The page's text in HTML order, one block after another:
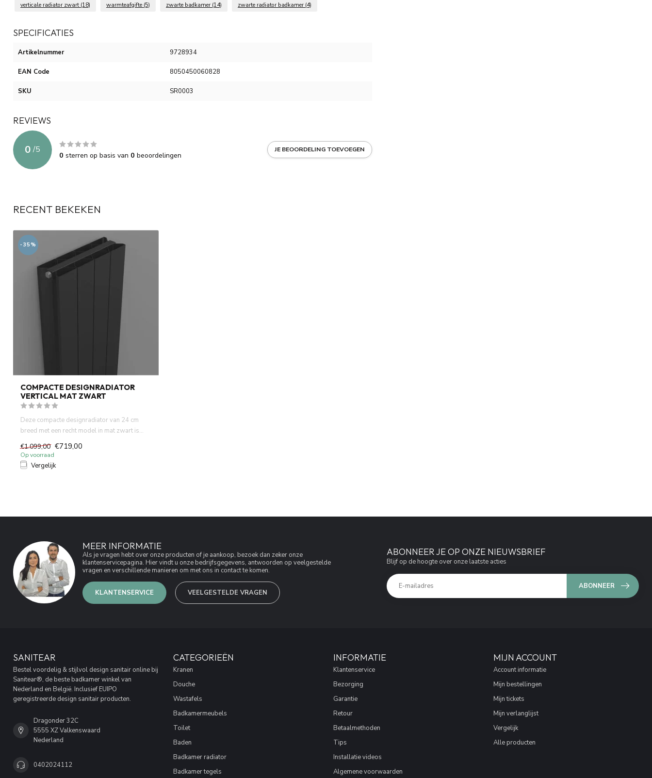
verticale radiator zwart (18) warmteafgifte (5) zwarte badkamer (14) zwarte radiator badkamer (4)
SPECIFICATIES
Artikelnummer 9728934
EAN Code 8050450060828
SKU SR0003
REVIEWS
0 /5
0 sterren op basis van 0 beoordelingen
JE BEOORDELING TOEVOEGEN
RECENT BEKEKEN
-35%
COMPACTE DESIGNRADIATOR
VERTICAL MAT ZWART
Deze compacte designradiator van 24 cm
breed met een recht model in mat zwart is...
€1.099,00 €719,00
Op voorraad
Vergelijk
MEER INFORMATIE
Als je vragen hebt over onze producten of je aankoop, bezoek dan zeker onze
klantenservicepagina. Hier vindt u onze bedrijfsgegevens, antwoorden op veelgestelde
vragen en verschillende manieren om met ons in contact te komen.
KLANTENSERVICE VEELGESTELDE VRAGEN
ABONNEER JE OP ONZE NIEUWSBRIEF
Blijf op de hoogte over onze laatste acties
ABONNEER
SANITEAR
Bestel voordelig & stijlvol design sanitair online bij
Sanitear®, de beste badkamer winkel van
Nederland en België. Inclusief EUIPO
geregistreerde design sanitair producten.
Dragonder 32C
5555 XZ Valkenswaard
Nederland
0402024112
CATEGORIEËN
Kranen
Douche
Wastafels
Badkamermeubels
Toilet
Baden
Badkamer radiator
Badkamer tegels
INFORMATIE
Klantenservice
Bezorging
Garantie
Retour
Betaalmethoden
Tips
Installatie videos
Algemene voorwaarden
MIJN ACCOUNT
Account informatie
Mijn bestellingen
Mijn tickets
Mijn verlanglijst
Vergelijk
Alle producten